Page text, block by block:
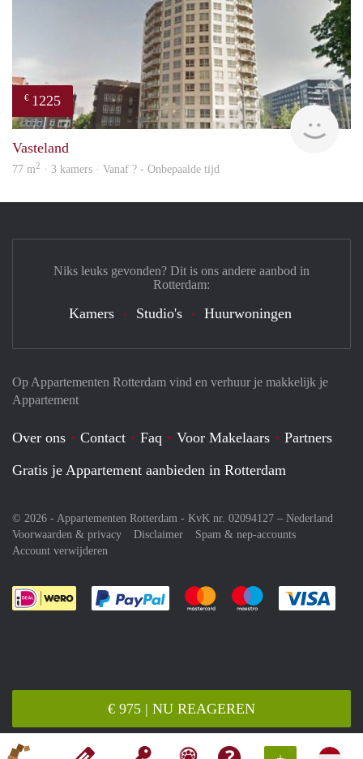
€ 975 | NU REAGEREN
€ 1225
Vasteland
77 m2 · 3 kamers · Vanaf ? - Onbepaalde tijd
Op Appartementen Rotterdam vind en verhuur je makkelijk je
Appartement
Over ons Contact Faq Voor Makelaars
Partners
Gratis je Appartement aanbieden in Rotterdam
© 2026 - Appartementen Rotterdam - KvK nr. 02094127 – Nederland
Voorwaarden & privacy
Disclaimer
Spam & nep-accounts
Account verwijderen
Je rekent gemakkelijk af met Paypal
Je rekent gemakkelijk af met
Je rekent
Niks leuks gevonden? Dit is ons andere aanbod in
Rotterdam:
Kamers Studio's Huurwoningen